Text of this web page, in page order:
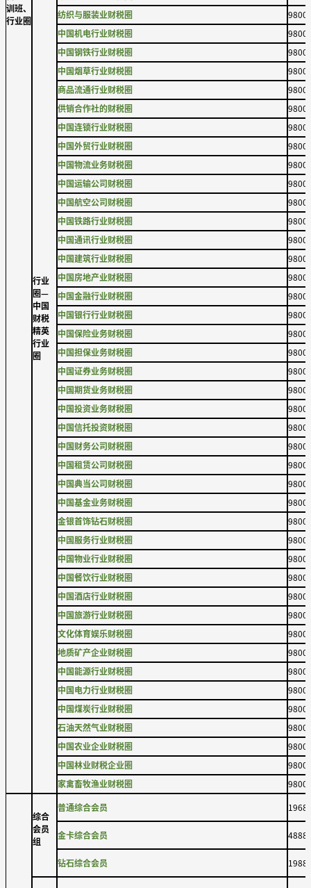
训班、
行业圈
行业
圈—
中国
财税
精英
行业
圈
纺织与服装业财税圈
9800
中国机电行业财税圈
9800
中国钢铁行业财税圈
9800
中国烟草行业财税圈
9800
商品流通行业财税圈
9800
供销合作社的财税圈
9800
中国连锁行业财税圈
9800
中国外贸行业财税圈
9800
中国物流业务财税圈
9800
中国运输公司财税圈
9800
中国航空公司财税圈
9800
中国铁路行业财税圈
9800
中国通讯行业财税圈
9800
中国建筑行业财税圈
9800
中国房地产业财税圈
9800
中国金融行业财税圈
9800
中国银行行业财税圈
9800
中国保险业务财税圈
9800
中国担保业务财税圈
9800
中国证券业务财税圈
9800
中国期货业务财税圈
9800
中国投资业务财税圈
9800
中国信托投资财税圈
9800
中国财务公司财税圈
9800
中国租赁公司财税圈
9800
中国典当公司财税圈
9800
中国基金业务财税圈
9800
金银首饰钻石财税圈
9800
中国服务行业财税圈
9800
中国物业行业财税圈
9800
中国餐饮行业财税圈
9800
中国酒店行业财税圈
9800
中国旅游行业财税圈
9800
文化体育娱乐财税圈
9800
地质矿产企业财税圈
9800
中国能源行业财税圈
9800
中国电力行业财税圈
9800
中国煤炭行业财税圈
9800
石油天然气业财税圈
9800
中国农业企业财税圈
9800
中国林业财税企业圈
9800
家禽畜牧渔业财税圈
9800
综合
会员
组
普通综合会员 1968
金卡综合会员 4888
钻石综合会员